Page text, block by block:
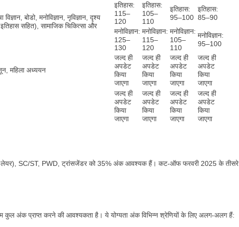
बोडो, मनोविज्ञान, नृविज्ञान, दृश्य
सहित), सामाजिक चिकित्सा और
इतिहास:
115–
120
इतिहास:
105–
110
इतिहास:
95–100
इतिहास:
85–90
मनोविज्ञान:
125–
130
मनोविज्ञान:
115–
120
मनोविज्ञान:
105–
110
मनोविज्ञान:
95–100
महिला अध्ययन
जल्द ही
अपडेट
किया
जाएगा
जल्द ही
अपडेट
किया
जाएगा
जल्द ही
अपडेट
किया
जाएगा
जल्द ही
अपडेट
किया
जाएगा
जल्द ही
अपडेट
किया
जाएगा
जल्द ही
अपडेट
किया
जाएगा
जल्द ही
अपडेट
किया
जाएगा
जल्द ही
अपडेट
किया
जाएगा
लेयर), SC/ST, PWD, ट्रांसजेंडर को 35% अंक आवश्यक हैं। कट-ऑफ फरवरी 2025 के तीसरे
कुल अंक प्राप्त करने की आवश्यकता है। ये योग्यता अंक विभिन्न श्रेणियों के लिए अलग-अलग हैं: